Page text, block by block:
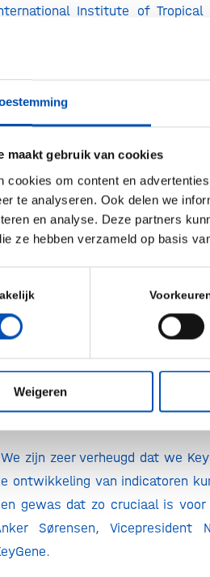
maakt gebruik van cookies
cookies om content en
te analyseren. Ook delen we
en analyse. Deze partners
ze hebben verzameld op basis
Weigeren
Institute of Tropical
Bananas programma richt
productievermogen van de
van
verbeteren van plaatselijke
technologie, kennis,
en KeyGene werken al vijf
hun eigen expertise en
gezamenlijke WUR/KeyGene
merkers, waarmee
kunnen
kunnen de veredelaars
plant resistent is
Het team zal vervolgens de
zijn zeer verheugd dat we
ontwikkeling van indicatoren
gewas dat zo cruciaal is voor
Sørensen, Vicepresident